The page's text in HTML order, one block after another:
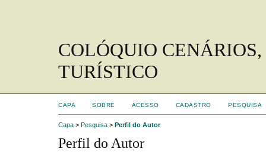
COLÓQUIO
TURÍSTICO
CAPA SOBRE ACESSO CADASTRO PESQUISA
Capa > Pesquisa > Perfil do Autor
Perfil do Autor